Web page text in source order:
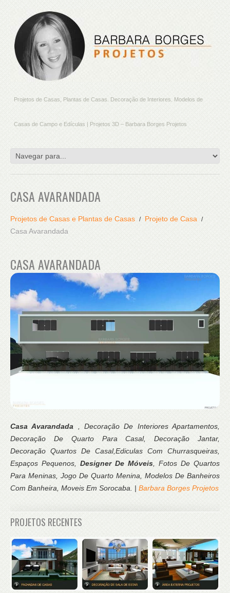
Projetos de Casas, Plantas de Casas. Decoração de Interiores. Modelos de
Casas de Campo e Edículas | Projetos 3D – Barbara Borges Projetos
CASA AVARANDADA
Projetos de Casas e Plantas de Casas
Projeto de Casa
Casa Avarandada
CASA AVARANDADA
Casa Avarandada
, Decoração De Interiores Apartamentos,
Decoração De Quarto Para Casal, Decoração Jantar,
Decoração Quartos De Casal,Ediculas Com Churrasqueiras,
Espaços Pequenos, Designer De Móveis , Fotos De Quartos
Para Meninas, Jogo De Quarto Menina, Modelos De Banheiros
Com Banheira, Moveis Em Sorocaba. | Barbara Borges Projetos
PROJETOS RECENTES